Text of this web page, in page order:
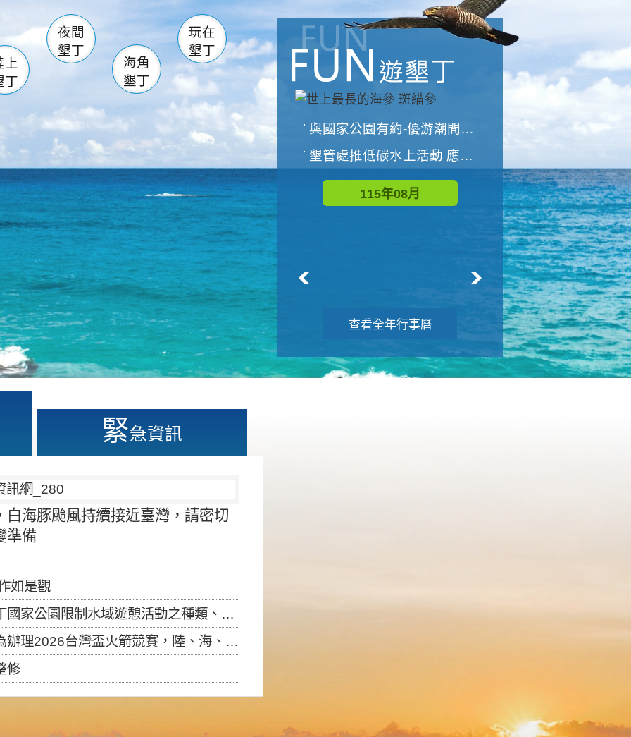
南仁湖
滿州 佳樂水
森林遊樂區
墾管處遊客中心
社頂公園 風吹沙
船帆石 龍磐公園
香蕉灣 龍坑
鵝鑾鼻
上
丁
夜間
墾丁
海角
墾丁
玩在
墾丁
與國家公園有約-優游潮間探險者
墾管處推低碳水上活動 應屆畢業生限額免費參加
115年08月
世界地球清潔日 墾管處辦理「2026年墾丁國家公園沙灘淨灘活動
115年09月
查看全年行事曆
緊急資訊
海豚颱風持續接近臺灣，請密切
準備
如是觀
制水域遊憩活動之種類、範圍、時間及行為」，自即日生效。
盃火箭競賽，陸、海、空域警戒及協調相關事宜，因颱風備案事宜
修